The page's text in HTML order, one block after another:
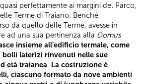
quasi perfettamente ai margini del Parco,
Terme di Traiano. Benché
da quello delle Terme, avesse in
ad una sua pertinenza alla Domus
insieme all’edificio termale, come
bolli laterizi rinvenuti nelle sue
età traianea. La costruzione è
ciascuno formato da nove ambienti